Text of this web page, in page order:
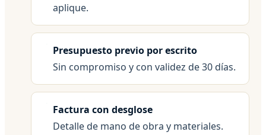
aplique.
Presupuesto previo por escrito
Sin compromiso y con validez de 30 días.
Factura con desglose
Detalle de mano de obra y materiales.